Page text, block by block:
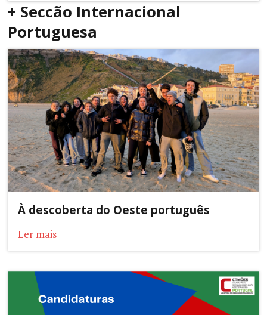
+ Seccão Internacional
Portuguesa
À descoberta do Oeste português
Ler mais